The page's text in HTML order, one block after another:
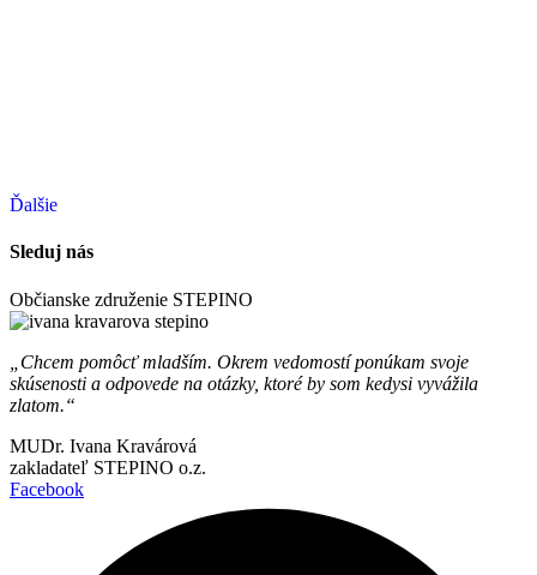
Ďalšie
Sleduj nás
Občianske združenie STEPINO
„Chcem pomôcť mladším. Okrem vedomostí ponúkam svoje
skúsenosti a odpovede na otázky, ktoré by som kedysi vyvážila
zlatom.“
MUDr. Ivana Kravárová
zakladateľ STEPINO o.z.
Facebook